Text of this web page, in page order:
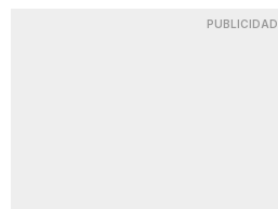
PUBLICIDAD